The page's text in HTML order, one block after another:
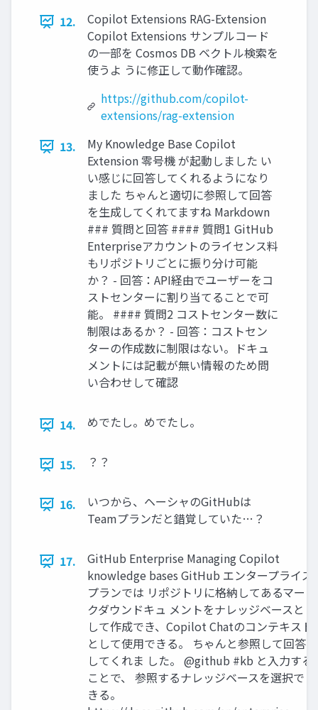
12.
Copilot Extensions RAG-Extension
Copilot Extensions サンプルコード
の一部を Cosmos DB ベクトル検索を
使うよ うに修正して動作確認。
https://github.com/copilot-
extensions/rag-extension
13.
My Knowledge Base Copilot
Extension 零号機 が起動しました い
い感じに回答してくれるようになり
ました ちゃんと適切に参照して回答
を生成してくれてますね Markdown
### 質問と回答 #### 質問1 GitHub
Enterpriseアカウントのライセンス料
もリポジトリごとに振り分け可能
か？ - 回答：API経由でユーザーをコ
ストセンターに割り当てることで可
能。 #### 質問2 コストセンター数に
制限はあるか？ - 回答：コストセン
ターの作成数に制限はない。ドキュ
メントには記載が無い情報のため問
い合わせして確認
14. めでたし。めでたし。
15. ？？
16.
いつから、ヘーシャのGitHubは
Teamプランだと錯覚していた…？
17.
GitHub Enterprise Managing Copilot
knowledge bases GitHub エンタープライズ
プランでは リポジトリに格納してあるマー
クダウンドキュ メントをナレッジベースと
して作成でき、Copilot Chatのコンテキスト
として使用できる。 ちゃんと参照して回答
してくれま した。 @github #kb と入力する
ことで、 参照するナレッジベースを選択で
きる。